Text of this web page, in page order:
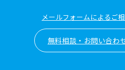
メールフォームによるご
無料相談・お問い合わ